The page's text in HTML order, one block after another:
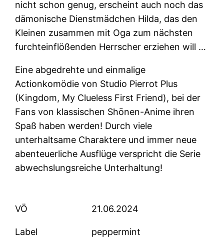
nicht schon genug, erscheint auch noch das
dämonische Dienstmädchen Hilda, das den
Kleinen zusammen mit Oga zum nächsten
furchteinflößenden Herrscher erziehen will …
Eine abgedrehte und einmalige
Actionkomödie von Studio Pierrot Plus
(Kingdom, My Clueless First Friend), bei der
Fans von klassischen Shōnen-Anime ihren
Spaß haben werden! Durch viele
unterhaltsame Charaktere und immer neue
abenteuerliche Ausflüge verspricht die Serie
abwechslungsreiche Unterhaltung!
VÖ 21.06.2024
Label peppermint